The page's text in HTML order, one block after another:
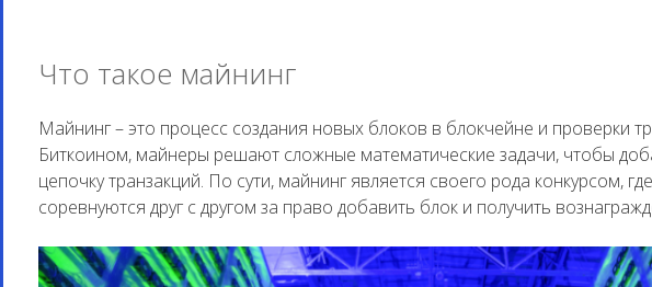
Что такое майнинг
Майнинг – это процесс создания новых блоков в блокчейне и проверки
Биткоином, майнеры решают сложные математические задачи, чтобы
цепочку транзакций. По сути, майнинг является своего рода конкурсом,
соревнуются друг с другом за право добавить блок и получить